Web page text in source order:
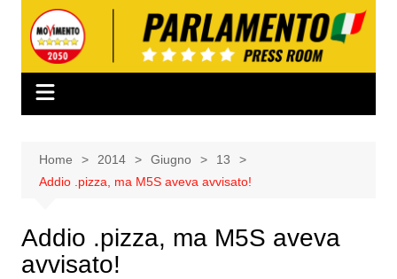
contenuto
Home 2014 Giugno
13
Addio .pizza, ma M5S aveva avvisato!
Addio .pizza, ma M5S aveva
avvisato!